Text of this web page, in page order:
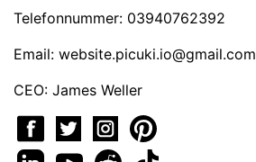
Telefonnummer: 03940762392
Email: website.picuki.io@gmail.com
CEO: James Weller